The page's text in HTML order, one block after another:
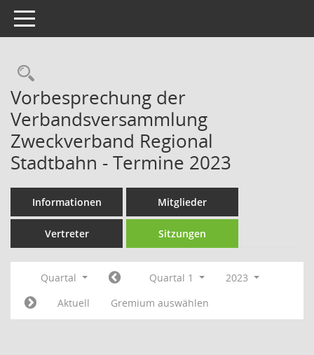
Toggle navigation
Rechercheauswahl
Vorbesprechung der
Verbandsversammlung
Zweckverband Regional
Stadtbahn - Termine 2023
Informationen Mitglieder
Vertreter Sitzungen
Quartal Quartal 1
2023
Aktuell
Gremium auswählen